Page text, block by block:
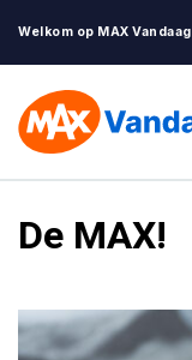
Welkom op MAX Vandaag
De MAX!